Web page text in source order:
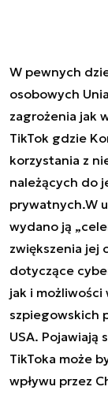
W pewnych
osobowych
zagrożenia jak
TikTok gdzie
korzystania z
należących do
prywatnych.W
wydano ją
zwiększenia jej
dotyczące
jak i
szpiegowskich
USA. Pojawiają
TikToka może
wpływu przez